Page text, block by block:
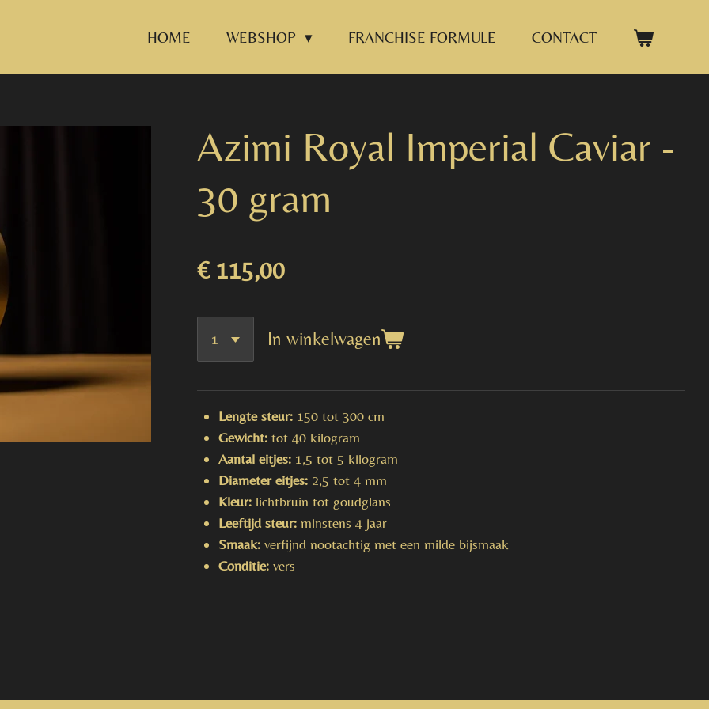
HOME WEBSHOP FRANCHISE FORMULE CONTACT
Azimi Royal Imperial Caviar -
30 gram
€ 115,00
In winkelwagen
Lengte steur: 150 tot 300 cm
Gewicht: tot 40 kilogram
Aantal eitjes: 1,5 tot 5 kilogram
Diameter eitjes: 2,5 tot 4 mm
Kleur: lichtbruin tot goudglans
Leeftijd steur: minstens 4 jaar
Smaak: verfijnd nootachtig met een milde bijsmaak
Conditie: vers